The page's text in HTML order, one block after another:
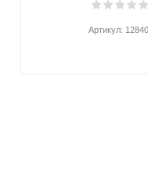
Артикул: